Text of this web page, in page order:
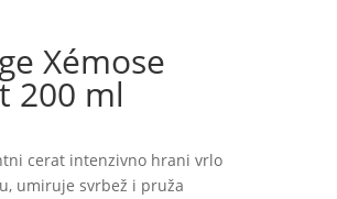
Xémose
200 ml
cerat intenzivno hrani vrlo
umiruje svrbež i pruža